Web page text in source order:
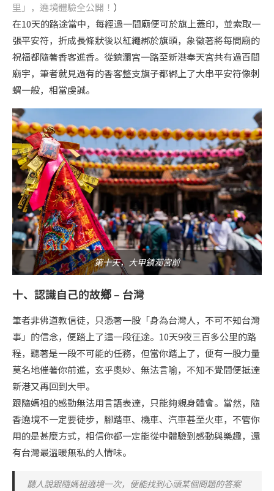
里」，遶境體驗全公開！ ）
在10天的路途當中，每經過一間廟便可於旗上蓋印，並索取一
張平安符，折成長條狀後以紅繩綁於旗頭，象徵著將每間廟的
祝福都隨著香客進香。從鎮瀾宮一路至新港奉天宮共有過百間
廟宇，筆者就見過有的香客整支旗子都綁上了大串平安符像刺
蝟一般，相當虔誠。
第十天，大甲鎮瀾宮前
十、認識自己的故鄉 – 台灣
筆者非佛道教信徒，只憑著一股「身為台灣人，不可不知台灣
事」的信念，便踏上了這一段征途。10天9夜三百多公里的路
程，聽著是一段不可能的任務，但當你踏上了，便有一股力量
莫名地催著你前進，玄乎奧妙、無法言喻，不知不覺間便抵達
新港又再回到大甲。
跟隨媽祖的感動無法用言語表達，只能夠親身體會。當然，隨
香遶境不一定要徒步，腳踏車、機車、汽車甚至火車，不管你
用的是甚麼方式，相信你都一定能從中體驗到感動與樂趣，還
有台灣最溫暖無私的人情味。
聽人說跟隨媽祖遶境一次，便能找到心頭某個問題的答案